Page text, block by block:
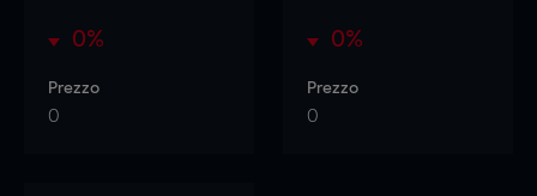
0%
Prezzo
0
0%
Prezzo
0